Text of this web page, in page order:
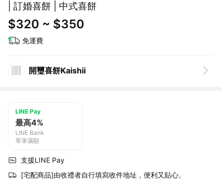
| 訂婚喜餅 | 中式喜餅
$320 ~ $350
免運費
開璽喜餅Kaishii
LINE Pay
最高4%
LINE Bank
單筆滿額
支援LINE Pay
[宅配商品]由收禮者自行填寫收件地址，便利又貼心。